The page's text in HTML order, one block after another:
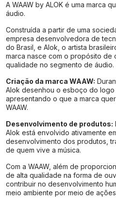
A WAAW by ALOK é uma marca
áudio.
Construída a partir de uma
empresa desenvolvedora de
do Brasil, e Alok, o artista
marca nasce com o propósito de
qualidade no segmento de áudio.
Criação da marca WAAW:
Alok desenhou o esboço do logo
apresentando o que a marca
WAAW.
Desenvolvimento de produtos:
Alok está envolvido ativamente
desenvolvimento dos produtos,
de quem vive a música.
Com a WAAW, além de
de alta qualidade na forma de
contribuir no desenvolvimento
meio ambiente por meio de ações